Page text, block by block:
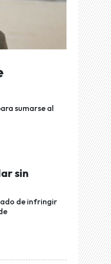
sumarse al
sin
de infringir